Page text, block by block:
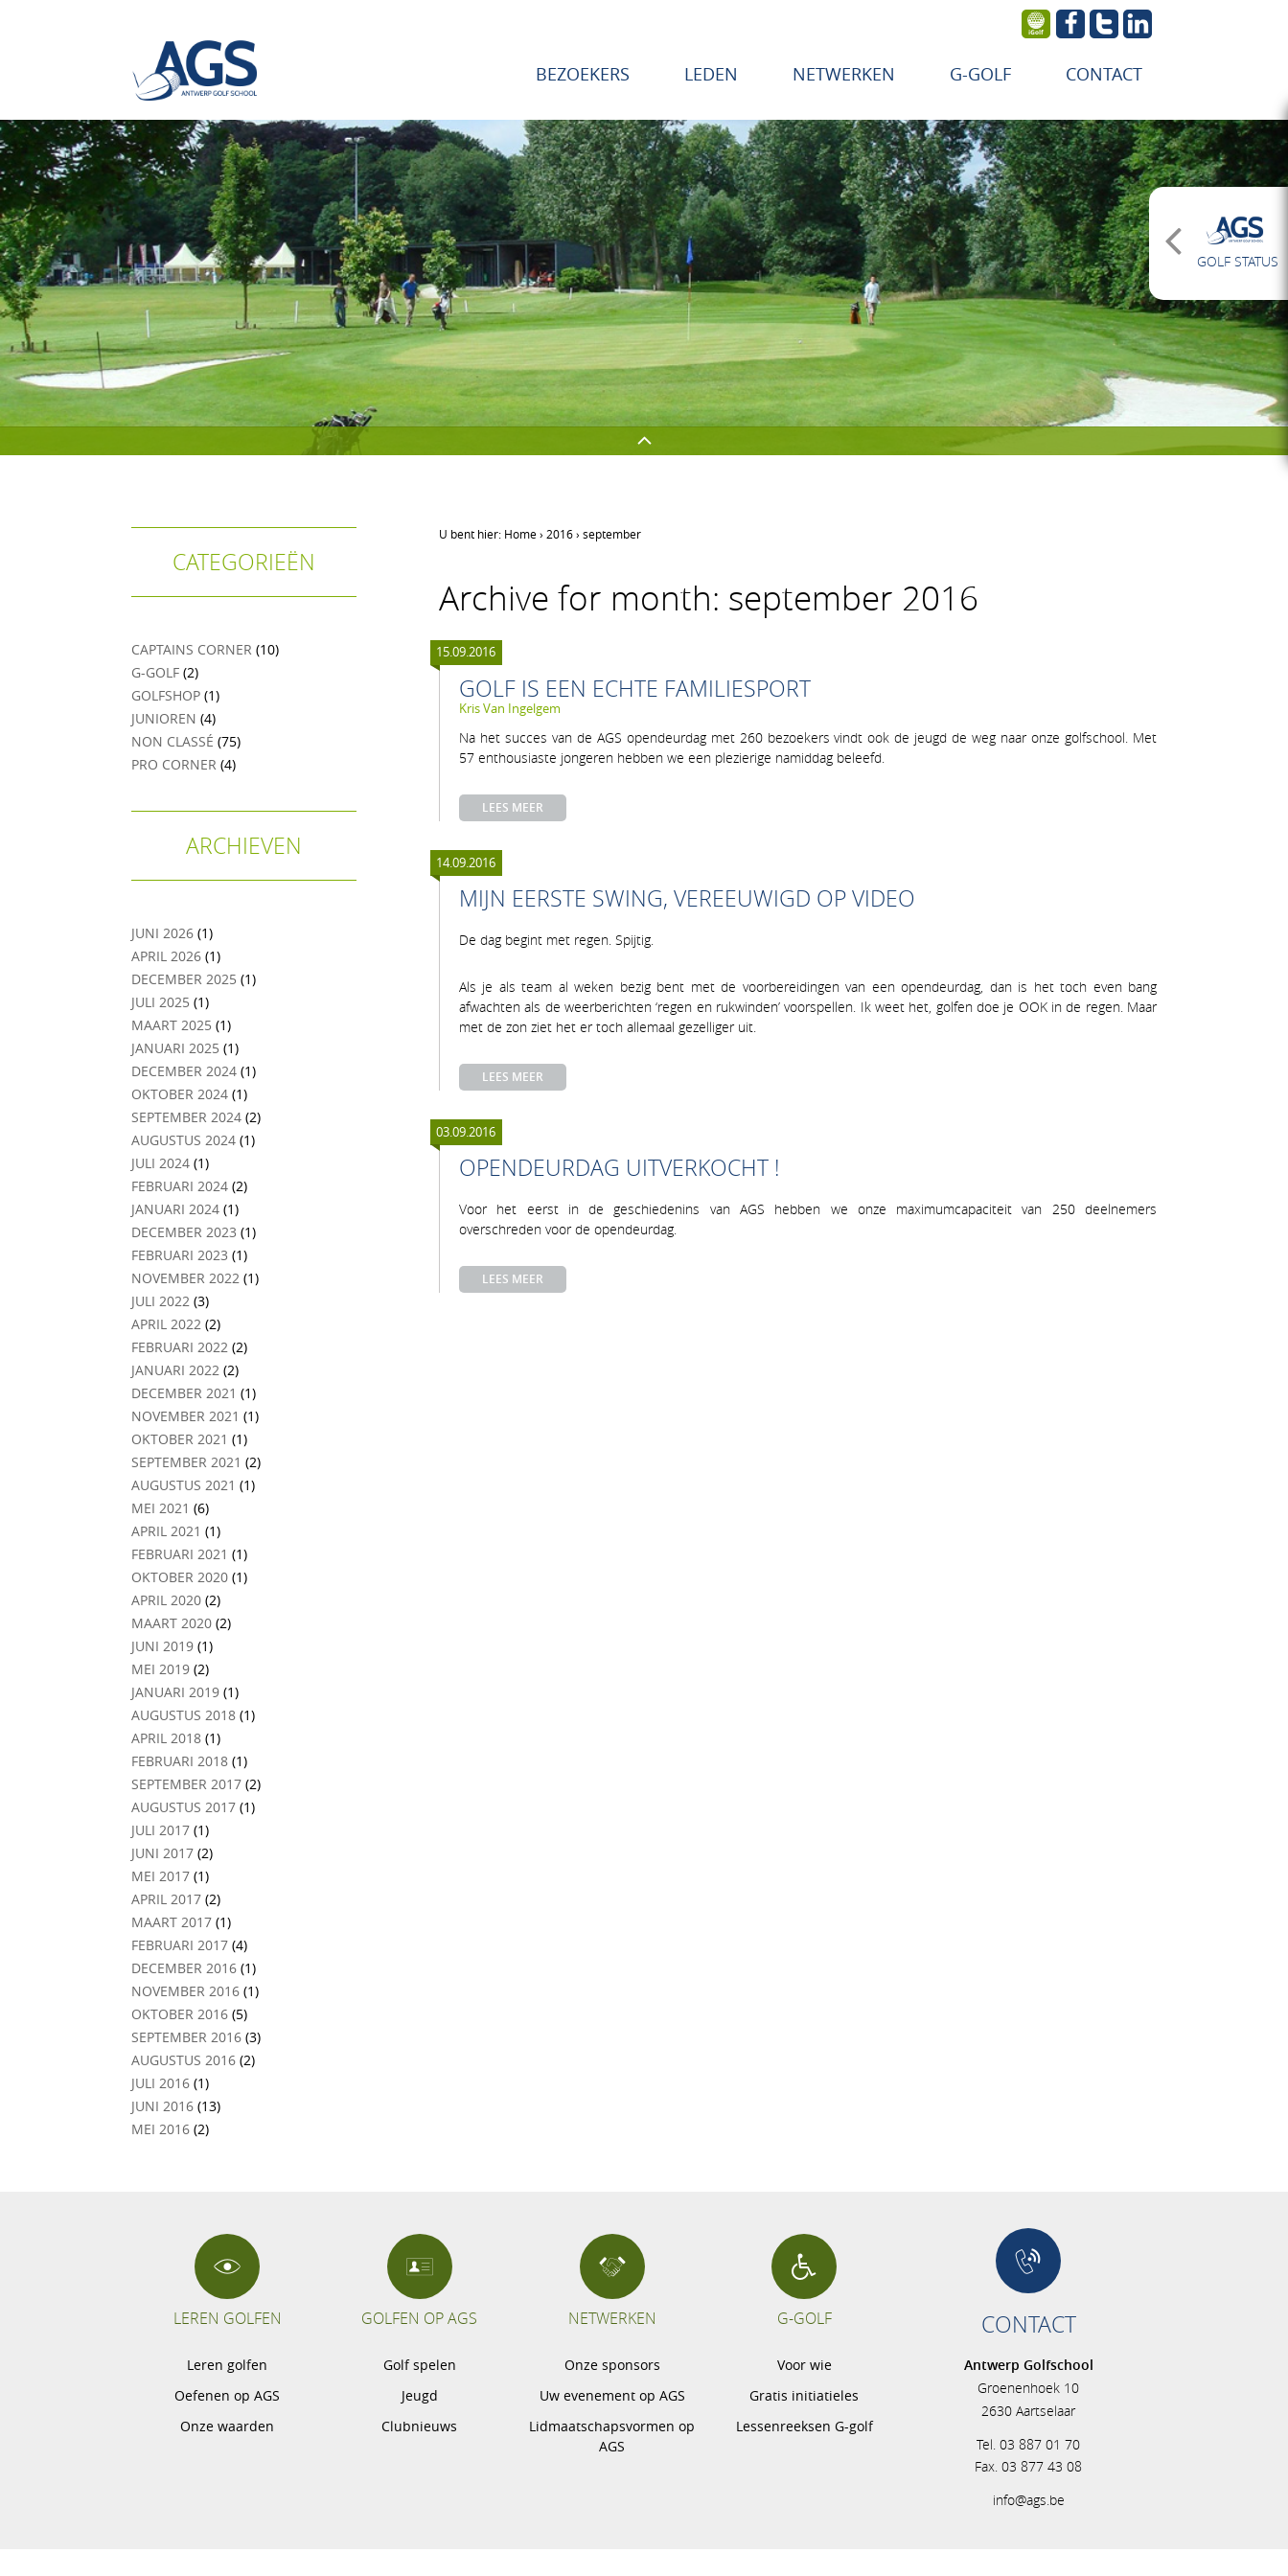
BEZOEKERS LEDEN NETWERKEN G-GOLF CONTACT
LEREN GOLFEN
Leren golfen
Onze waarden
Golf spelen
Clubnieuws
Onze sponsors
GOLF STATUS
U bent hier: Home› 2016› september
Archive for month: september 2016
15.09.2016
GOLF IS EEN ECHTE FAMILIESPORT
Kris Van Ingelgem
Na het succes van de AGS opendeurdag met 260 bezoekers vindt ook de jeugd de weg naar onze golfschool. Met
57 enthousiaste jongeren hebben we een plezierige namiddag beleefd.
LEES MEER
14.09.2016
MIJN EERSTE SWING, VEREEUWIGD OP VIDEO
De dag begint met regen. Spijtig.
Als je als team al weken bezig bent met de voorbereidingen van een opendeurdag, dan is het toch even bang
afwachten als de weerberichten ‘regen en rukwinden’ voorspellen. Ik weet het, golfen doe je OOK in de regen. Maar
met de zon ziet het er toch allemaal gezelliger uit.
LEES MEER
03.09.2016
OPENDEURDAG UITVERKOCHT !
Voor het eerst in de geschiedenins van AGS hebben we onze maximumcapaciteit van 250 deelnemers
overschreden voor de opendeurdag.
LEES MEER
CATEGORIEËN
CAPTAINS CORNER (10)
G-GOLF (2)
GOLFSHOP (1)
JUNIOREN (4)
NON CLASSÉ (75)
PRO CORNER (4)
ARCHIEVEN
JUNI 2026 (1)
APRIL 2026 (1)
DECEMBER 2025 (1)
JULI 2025 (1)
MAART 2025 (1)
JANUARI 2025 (1)
DECEMBER 2024 (1)
OKTOBER 2024 (1)
SEPTEMBER 2024 (2)
AUGUSTUS 2024 (1)
JULI 2024 (1)
FEBRUARI 2024 (2)
JANUARI 2024 (1)
DECEMBER 2023 (1)
FEBRUARI 2023 (1)
NOVEMBER 2022 (1)
JULI 2022 (3)
APRIL 2022 (2)
FEBRUARI 2022 (2)
JANUARI 2022 (2)
DECEMBER 2021 (1)
NOVEMBER 2021 (1)
OKTOBER 2021 (1)
SEPTEMBER 2021 (2)
AUGUSTUS 2021 (1)
MEI 2021 (6)
APRIL 2021 (1)
FEBRUARI 2021 (1)
OKTOBER 2020 (1)
APRIL 2020 (2)
MAART 2020 (2)
JUNI 2019 (1)
MEI 2019 (2)
JANUARI 2019 (1)
AUGUSTUS 2018 (1)
APRIL 2018 (1)
FEBRUARI 2018 (1)
SEPTEMBER 2017 (2)
AUGUSTUS 2017 (1)
JULI 2017 (1)
JUNI 2017 (2)
MEI 2017 (1)
APRIL 2017 (2)
MAART 2017 (1)
FEBRUARI 2017 (4)
DECEMBER 2016 (1)
NOVEMBER 2016 (1)
OKTOBER 2016 (5)
SEPTEMBER 2016 (3)
AUGUSTUS 2016 (2)
JULI 2016 (1)
JUNI 2016 (13)
MEI 2016 (2)
LEREN GOLFEN
Leren golfen
Oefenen op AGS
Onze waarden
GOLFEN OP AGS
Golf spelen
Jeugd
Clubnieuws
NETWERKEN
Onze sponsors
Uw evenement op AGS
Lidmaatschapsvormen op
AGS
G-GOLF
Voor wie
Gratis initiatieles
Lessenreeksen G-golf
CONTACT
Antwerp Golfschool
Groenenhoek 10
2630 Aartselaar
Tel. 03 887 01 70
Fax. 03 877 43 08
info@ags.be